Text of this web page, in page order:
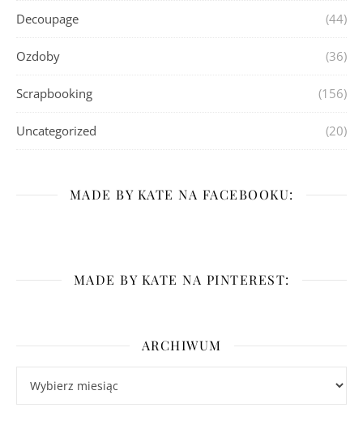
Decoupage (44)
Ozdoby (36)
Scrapbooking (156)
Uncategorized (20)
MADE BY KATE NA FACEBOOKU:
MADE BY KATE NA PINTEREST:
ARCHIWUM